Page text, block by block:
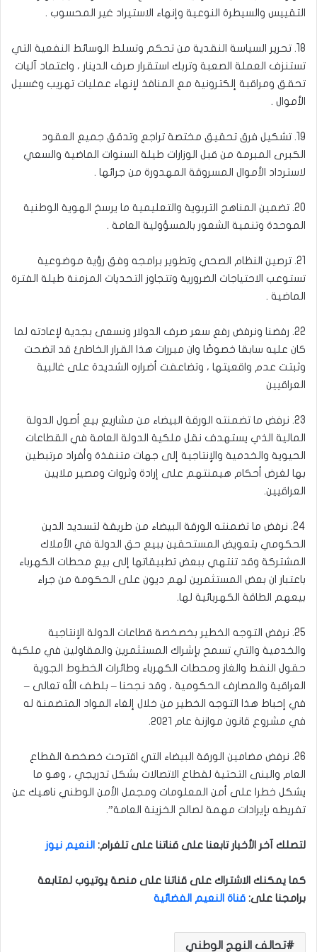
التقييس والسيطرة النوعية وإنهاء الاستيراد غير المحسوب .
18. تحرير السياسة النقدية من تحكم وتسلط الوسائط النفعية التي
تستنزف العملة الصعبة وتربك استقرار صرف الدينار ، واعتماد آليات
تحقق ومراقبة إلكترونية مع المنافذ لإنهاء عمليات تهريب وغسيل
الأموال .
19. تشكيل فرق تحقيق مختصة تراجع وتدقق جميع العقود
الكبرى المبرمة من قبل الوزارات طيلة السنوات الماضية والسعي
لاسترداد الأموال المسروقة المهدورة من جرائها .
20. تضمين المناهج التربوية والتعليمية ما يرسخ الهوية الوطنية
الموحدة وتنمية الشعور بالمسؤولية العامة .
21. ترصين النظام الصحي وتطوير برامجه وفق رؤية موضوعية
تستوعب الاحتياجات الضرورية وتتجاوز التحديات المزمنة طيلة الفترة
الماضية .
22. رفضنا ونرفض رفع سعر صرف الدولار ونسعى بجدية لإعادته لما
كان عليه سابقا خصوصًا وان مبررات هذا القرار الخاطئ قد اتضحت
وثبتت عدم واقعيتها ، وتضاعفت أضراره الشديدة على غالبية
العراقيين
23. نرفض ما تضمنته الورقة البيضاء من مشاريع بيع أصول الدولة
المالية الذي يستهدف نقل ملكية الدولة العامة في القطاعات
الحيوية والخدمية والإنتاجية إلى جهات متنفذة وأفراد مرتبطين
بها لغرض أحكام هيمنتهم على إرادة وثروات ومصير ملايين
العراقيين.
24. نرفض ما تضمنته الورقة البيضاء من طريقة لتسديد الدين
الحكومي بتعويض المستحقين ببيع حق الدولة في الأملاك
المشتركة وقد تنتهي ببعض تطبيقاتها إلى بيع محطات الكهرباء
باعتبار ان بعض المستثمرين لهم ديون على الحكومة من جراء
بيعهم الطاقة الكهربائية لها.
25. نرفض التوجه الخطير بخصخصة قطاعات الدولة الإنتاجية
والخدمية والتي تسمح بإشراك المستثمرين والمقاولين في ملكية
حقول النفط والغاز ومحطات الكهرباء وطائرات الخطوط الجوية
العراقية والمصارف الحكومية ، وقد نجحنا – بلطف الله تعالى –
في إحباط هذا التوجه الخطير من خلال إلغاء المواد المتضمنة له
في مشروع قانون موازنة عام ٢٠٢١.
26. نرفض مضامين الورقة البيضاء التي اقترحت خصخصة القطاع
العام والبنى التحتية لقطاع الاتصالات بشكل تدريجي ، وهو ما
يشكل خطرا على أمن المعلومات ومجمل الأمن الوطني ناهيك عن
تفريطه بإيرادات مهمة لصالح الخزينة العامة”.
لتصلك آخر الأخبار تابعنا على قناتنا على تلغرام: النعيم نيوز
كما يمكنك الاشتراك على قناتنا على منصة يوتيوب لمتابعة
برامجنا على: قناة النعيم الفضائية
تحالف النهج الوطني